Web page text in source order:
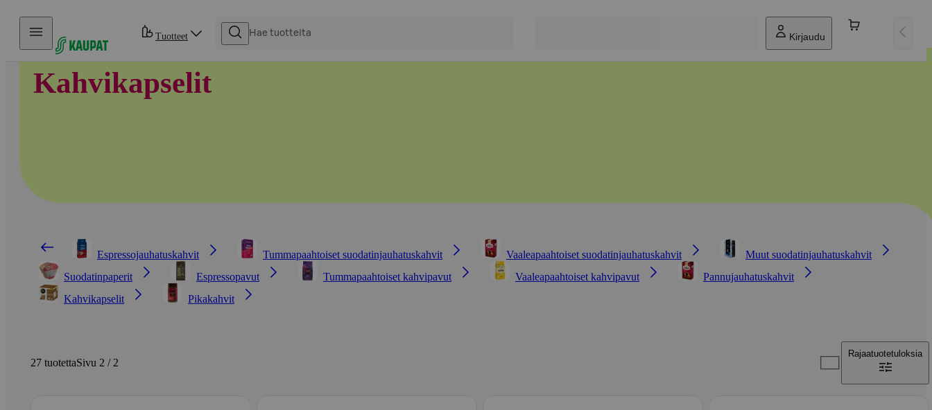
Hyppää sisältöön
Tuotteet Kirjaudu
Kahvikapselit
Espressojauhatuskahvit Tummapaahtoiset suodatinjauhatuskahvit Vaaleapaahtoiset suodatinjauhatuskahvit
Muut suodatinjauhatuskahvit
Suodatinpaperit
Espressopavut Tummapaahtoiset kahvipavut Vaaleapaahtoiset kahvipavut
Pannujauhatuskahvit
Kahvikapselit
Pikakahvit
27 tuotettaSivu 2 / 2
Rajaatuotetuloksia